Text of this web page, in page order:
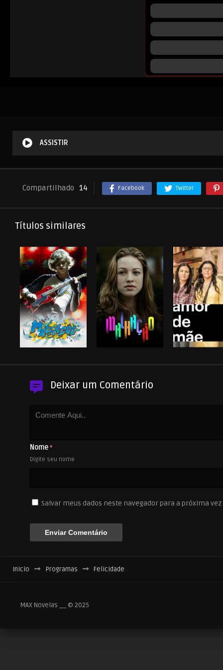
ASSISTIR
Compartilhado 14 Facebook Twitter
Títulos similares
Deixar um Comentário
Nome*
Digite seu nome
Salvar meus dados neste navegador para a próxima
Inicio Programas Felicidade
MAX Novelas __ © 2025